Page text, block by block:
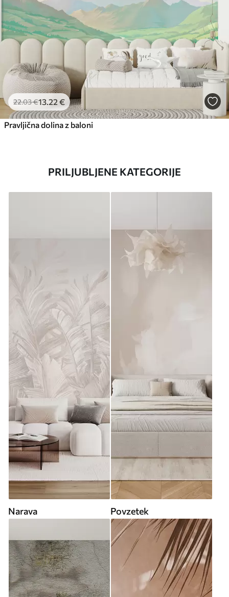
22.03€13 .22 €
Pravljična dolina z baloni
PRILJUBLJENE KATEGORIJE
Narava Povzetek